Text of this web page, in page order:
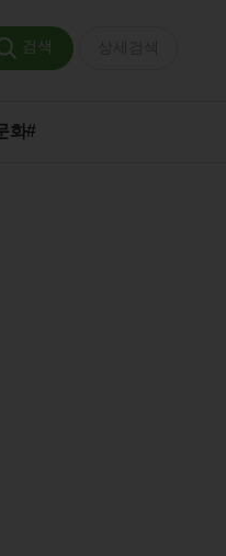
검색
화#